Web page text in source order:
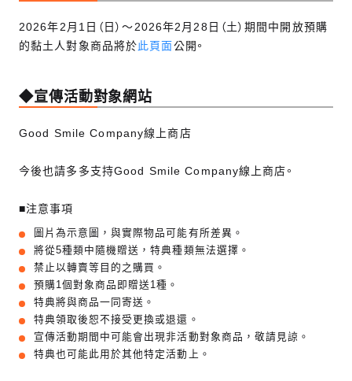
2026年2月1日（日）～2026年2月28日（土）期間中開放預購
的黏土人對象商品將於此頁面公開。
◆宣傳活動對象網站
Good Smile Company線上商店
今後也請多多支持Good Smile Company線上商店。
■注意事項
圖片為示意圖，與實際物品可能有所差異。
將從5種類中隨機贈送，特典種類無法選擇。
禁止以轉賣等目的之購買。
預購1個對象商品即贈送1種。
特典將與商品一同寄送。
特典領取後恕不接受更換或退還。
宣傳活動期間中可能會出現非活動對象商品，敬請見諒。
特典也可能此用於其他特定活動上。